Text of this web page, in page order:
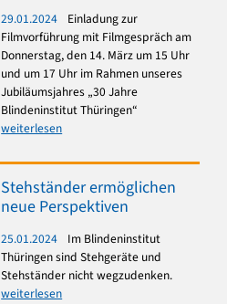
29.01.2024
Einladung zur
Filmvorführung mit Filmgespräch am
Donnerstag, den 14. März um 15 Uhr
und um 17 Uhr im Rahmen unseres
Jubiläumsjahres „30 Jahre
Blindeninstitut Thüringen“
weiterlesen
Stehständer ermöglichen
neue Perspektiven
25.01.2024
Im Blindeninstitut
Thüringen sind Stehgeräte und
Stehständer nicht wegzudenken.
weiterlesen